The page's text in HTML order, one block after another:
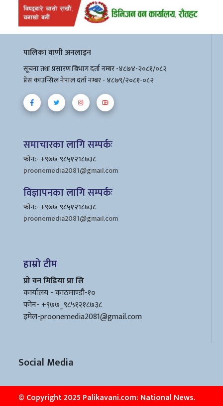
पालिका वाणी अनलाइन
सूचना तथा प्रसारण बिभाग दर्ता नम्बर -४८७४-२०८१/०८२
प्रेस काउन्सिल नेपाल दर्ता नम्बर - ४८७९/२०८१-०८२
समाचारका लागि सम्पर्कः
फोन:- +९७७-९८५१२1८७३८
proonemedia2081@gmail.com
विज्ञापनका लागि सम्पर्कः
फोन:- +९७७-९८५१२1८७३८
proonemedia2081@gmail.com
हाम्रो टीम
प्रो वन मिडिया प्रा लि
कार्यालय - काठमाण्डौ-१०
फोन- +९७७_९८५१२१८७३८
इमेल-proonemedia2081@gmail.com
Social Media
© Copyright 2025 Palikavani.com: National News.